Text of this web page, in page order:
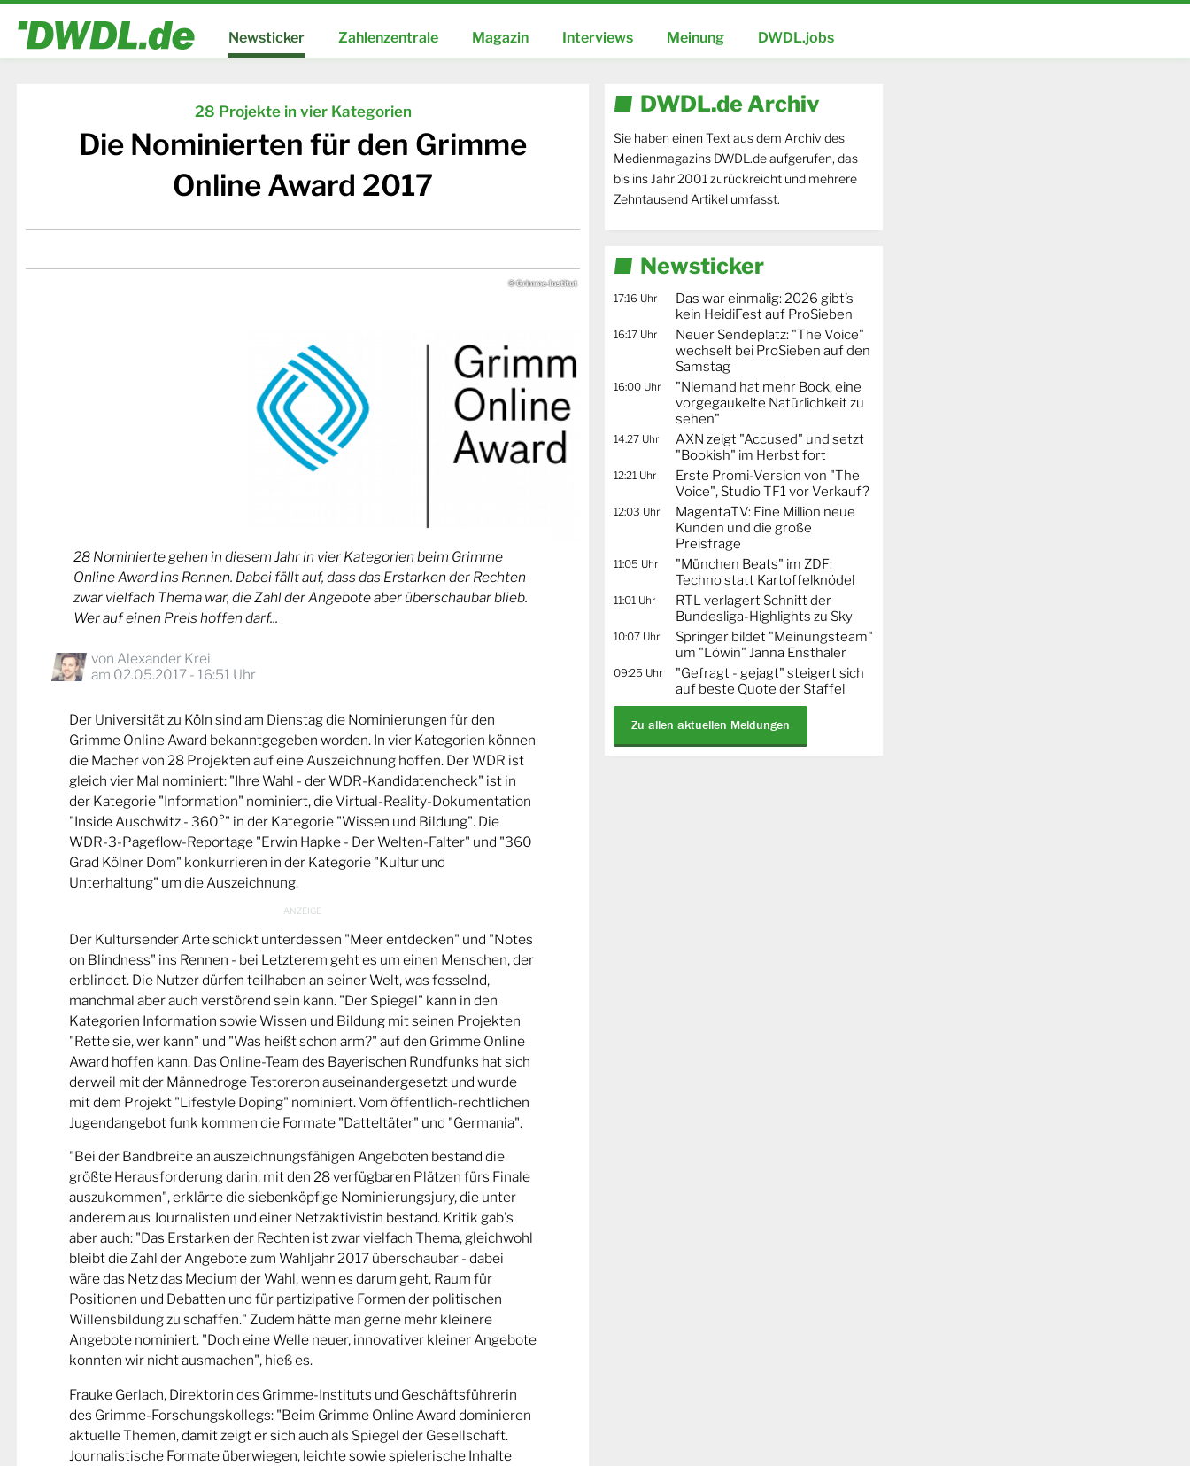
Newsticker Zahlenzentrale Magazin Interviews Meinung DWDL.jobs
28 Projekte in vier Kategorien
Die Nominierten für den Grimme
Online Award 2017
© Grimme-Institut
28 Nominierte gehen in diesem Jahr in vier Kategorien beim Grimme
Online Award ins Rennen. Dabei fällt auf, dass das Erstarken der Rechten
zwar vielfach Thema war, die Zahl der Angebote aber überschaubar blieb.
Wer auf einen Preis hoffen darf...
von Alexander Krei
am 02.05.2017 - 16:51 Uhr
Der Universität zu Köln sind am Dienstag die Nominierungen für den
Grimme Online Award bekanntgegeben worden. In vier Kategorien können
die Macher von 28 Projekten auf eine Auszeichnung hoffen. Der WDR ist
gleich vier Mal nominiert: "Ihre Wahl - der WDR-Kandidatencheck" ist in
der Kategorie "Information" nominiert, die Virtual-Reality-Dokumentation
"Inside Auschwitz - 360°" in der Kategorie "Wissen und Bildung". Die
WDR-3-Pageflow-Reportage "Erwin Hapke - Der Welten-Falter" und "360
Grad Kölner Dom" konkurrieren in der Kategorie "Kultur und
Unterhaltung" um die Auszeichnung.
Der Kultursender Arte schickt unterdessen "Meer entdecken" und "Notes
on Blindness" ins Rennen - bei Letzterem geht es um einen Menschen, der
erblindet. Die Nutzer dürfen teilhaben an seiner Welt, was fesselnd,
manchmal aber auch verstörend sein kann. "Der Spiegel" kann in den
Kategorien Information sowie Wissen und Bildung mit seinen Projekten
"Rette sie, wer kann" und "Was heißt schon arm?" auf den Grimme Online
Award hoffen kann. Das Online-Team des Bayerischen Rundfunks hat sich
derweil mit der Männedroge Testoreron auseinandergesetzt und wurde
mit dem Projekt "Lifestyle Doping" nominiert. Vom öffentlich-rechtlichen
Jugendangebot funk kommen die Formate "Datteltäter" und "Germania".
"Bei der Bandbreite an auszeichnungsfähigen Angeboten bestand die
größte Herausforderung darin, mit den 28 verfügbaren Plätzen fürs Finale
auszukommen", erklärte die siebenköpfige Nominierungsjury, die unter
anderem aus Journalisten und einer Netzaktivistin bestand. Kritik gab's
aber auch: "Das Erstarken der Rechten ist zwar vielfach Thema, gleichwohl
bleibt die Zahl der Angebote zum Wahljahr 2017 überschaubar - dabei
wäre das Netz das Medium der Wahl, wenn es darum geht, Raum für
Positionen und Debatten und für partizipative Formen der politischen
Willensbildung zu schaffen." Zudem hätte man gerne mehr kleinere
Angebote nominiert. "Doch eine Welle neuer, innovativer kleiner Angebote
konnten wir nicht ausmachen", hieß es.
Frauke Gerlach, Direktorin des Grimme-Instituts und Geschäftsführerin
des Grimme-Forschungskollegs: "Beim Grimme Online Award dominieren
aktuelle Themen, damit zeigt er sich auch als Spiegel der Gesellschaft.
Journalistische Formate überwiegen, leichte sowie spielerische Inhalte
DWDL.de Archiv
Sie haben einen Text aus dem Archiv des
Medienmagazins DWDL.de aufgerufen, das
bis ins Jahr 2001 zurückreicht und mehrere
Zehntausend Artikel umfasst.
Newsticker
17:16 Uhr
Das war einmalig: 2026 gibt’s
kein HeidiFest auf ProSieben
16:17 Uhr
Neuer Sendeplatz: "The Voice"
wechselt bei ProSieben auf den
Samstag
16:00 Uhr
"Niemand hat mehr Bock, eine
vorgegaukelte Natürlichkeit zu
sehen"
14:27 Uhr
AXN zeigt "Accused" und setzt
"Bookish" im Herbst fort
12:21 Uhr
Erste Promi-Version von "The
Voice", Studio TF1 vor Verkauf?
12:03 Uhr
MagentaTV: Eine Million neue
Kunden und die große
Preisfrage
11:05 Uhr
"München Beats" im ZDF:
Techno statt Kartoffelknödel
11:01 Uhr
RTL verlagert Schnitt der
Bundesliga-Highlights zu Sky
10:07 Uhr
Springer bildet "Meinungsteam"
um "Löwin" Janna Ensthaler
09:25 Uhr
"Gefragt - gejagt" steigert sich
auf beste Quote der Staffel
Zu allen aktuellen Meldungen